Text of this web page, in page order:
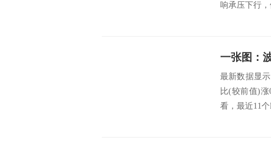
响承压下行
最新数据显
比(较前值)涨
看，最近11